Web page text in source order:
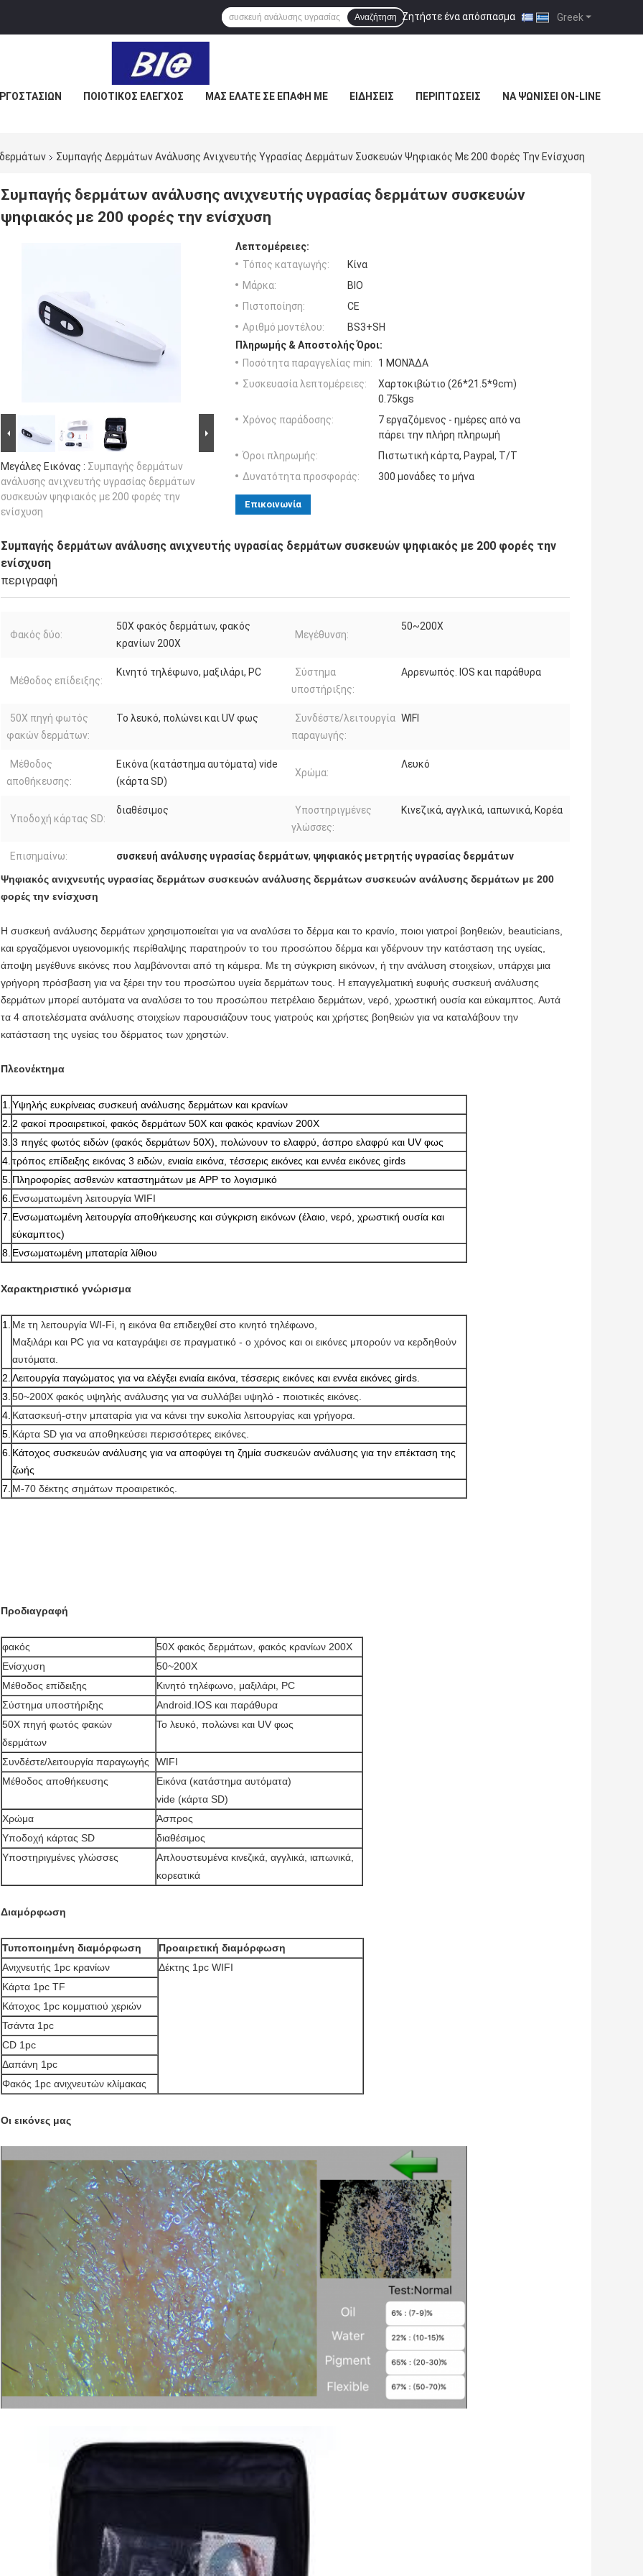
Greek
Ζητήστε ένα απόσπασμα |
Αναζήτηση
ΠΟΙΟΤΙΚΌΣ ΈΛΕΓΧΟΣ ΜΑΣ ΕΛΆΤΕ ΣΕ ΕΠΑΦΉ ΜΕ ΕΙΔΉΣΕΙΣ ΠΕΡΙΠΤΏΣΕΙΣ ΝΑ ΨΩΝΊΣΕΙ ON-LINE
Συμπαγής Δερμάτων Ανάλυσης Ανιχνευτής Υγρασίας Δερμάτων Συσκευών Ψηφιακός Με 200 Φορές Την Ενίσχυση
Συμπαγής δερμάτων ανάλυσης ανιχνευτής υγρασίας δερμάτων συσκευών
ψηφιακός με 200 φορές την ενίσχυση
Μεγάλες Εικόνας : Συμπαγής δερμάτων
ανάλυσης ανιχνευτής υγρασίας δερμάτων
συσκευών ψηφιακός με 200 φορές την
ενίσχυση
Λεπτομέρειες:
Τόπος καταγωγής:
Κίνα
Μάρκα:
BIO
Πιστοποίηση:
CE
Αριθμό μοντέλου:
BS3+SH
Πληρωμής & Αποστολής Όροι:
Ποσότητα παραγγελίας min:
1 ΜΟΝΆΔΑ
Συσκευασία λεπτομέρειες:
Χαρτοκιβώτιο (26*21.5*9cm)
0.75kgs
Χρόνος παράδοσης:
7 εργαζόμενος - ημέρες από να
πάρει την πλήρη πληρωμή
Όροι πληρωμής:
Πιστωτική κάρτα, Paypal, T/T
Δυνατότητα προσφοράς:
300 μονάδες το μήνα
Επικοινωνία
Συμπαγής δερμάτων ανάλυσης ανιχνευτής υγρασίας δερμάτων συσκευών ψηφιακός με 200 φορές την
ενίσχυση
περιγραφή
Φακός δύο:
50X φακός δερμάτων, φακός
κρανίων 200X
Μεγέθυνση:
50~200X
Μέθοδος επίδειξης:
Κινητό τηλέφωνο, μαξιλάρι, PC
Σύστημα
υποστήριξης:
Αρρενωπός. IOS και παράθυρα
50X πηγή φωτός
φακών δερμάτων:
Το λευκό, πολώνει και UV φως
Συνδέστε/λειτουργία
παραγωγής:
WIFI
Μέθοδος
αποθήκευσης:
Εικόνα (κατάστημα αυτόματα) vide
(κάρτα SD)
Χρώμα:
Λευκό
Υποδοχή κάρτας SD:
διαθέσιμος
Υποστηριγμένες
γλώσσες:
Κινεζικά, αγγλικά, ιαπωνικά, Κορέα
Επισημαίνω: συσκευή ανάλυσης υγρασίας δερμάτων, ψηφιακός μετρητής υγρασίας δερμάτων
Ψηφιακός ανιχνευτής υγρασίας δερμάτων συσκευών ανάλυσης δερμάτων συσκευών ανάλυσης δερμάτων με 200
φορές την ενίσχυση
Η συσκευή ανάλυσης δερμάτων χρησιμοποιείται για να αναλύσει το δέρμα και το κρανίο, ποιοι γιατροί βοηθειών, beauticians,
και εργαζόμενοι υγειονομικής περίθαλψης παρατηρούν το του προσώπου δέρμα και γδέρνουν την κατάσταση της υγείας,
άποψη μεγέθυνε εικόνες που λαμβάνονται από τη κάμερα. Με τη σύγκριση εικόνων, ή την ανάλυση στοιχείων, υπάρχει μια
γρήγορη πρόσβαση για να ξέρει την του προσώπου υγεία δερμάτων τους. Η επαγγελματική ευφυής συσκευή ανάλυσης
δερμάτων μπορεί αυτόματα να αναλύσει το του προσώπου πετρέλαιο δερμάτων, νερό, χρωστική ουσία και εύκαμπτος. Αυτά
τα 4 αποτελέσματα ανάλυσης στοιχείων παρουσιάζουν τους γιατρούς και χρήστες βοηθειών για να καταλάβουν την
κατάσταση της υγείας του δέρματος των χρηστών.
Πλεονέκτημα
1.Υψηλής ευκρίνειας συσκευή ανάλυσης δερμάτων και κρανίων
2.2 φακοί προαιρετικοί, φακός δερμάτων 50X και φακός κρανίων 200X
3.3 πηγές φωτός ειδών (φακός δερμάτων 50X), πολώνουν το ελαφρύ, άσπρο ελαφρύ και UV φως
4.τρόπος επίδειξης εικόνας 3 ειδών, ενιαία εικόνα, τέσσερις εικόνες και εννέα εικόνες girds
5. Πληροφορίες ασθενών καταστημάτων με APP το λογισμικό
6. Ενσωματωμένη λειτουργία WIFI
7. Ενσωματωμένη λειτουργία αποθήκευσης και σύγκριση εικόνων (έλαιο, νερό, χρωστική ουσία και
εύκαμπτος)
8. Ενσωματωμένη μπαταρία λίθιου
Χαρακτηριστικό γνώρισμα
1. Με τη λειτουργία WI-Fi, η εικόνα θα επιδειχθεί στο κινητό τηλέφωνο,
Μαξιλάρι και PC για να καταγράψει σε πραγματικό - ο χρόνος και οι εικόνες μπορούν να κερδηθούν
αυτόματα.
2.Λειτουργία παγώματος για να ελέγξει ενιαία εικόνα, τέσσερις εικόνες και εννέα εικόνες girds.
3.50~200X φακός υψηλής ανάλυσης για να συλλάβει υψηλό - ποιοτικές εικόνες.
4. Κατασκευή-στην μπαταρία για να κάνει την ευκολία λειτουργίας και γρήγορα.
5. Κάρτα SD για να αποθηκεύσει περισσότερες εικόνες.
6. Κάτοχος συσκευών ανάλυσης για να αποφύγει τη ζημία συσκευών ανάλυσης για την επέκταση της
ζωής
7. Μ-70 δέκτης σημάτων προαιρετικός.
Προδιαγραφή
φακός
50X φακός δερμάτων, φακός κρανίων 200X
Ενίσχυση
50~200X
Μέθοδος επίδειξης
Κινητό τηλέφωνο, μαξιλάρι, PC
Σύστημα υποστήριξης
Android.IOS και παράθυρα
50X πηγή φωτός φακών
δερμάτων
Το λευκό, πολώνει και UV φως
Συνδέστε/λειτουργία παραγωγής
WIFI
Μέθοδος αποθήκευσης
Εικόνα (κατάστημα αυτόματα)
vide (κάρτα SD)
Χρώμα
Άσπρος
Υποδοχή κάρτας SD
διαθέσιμος
Υποστηριγμένες γλώσσες
Απλουστευμένα κινεζικά, αγγλικά, ιαπωνικά,
κορεατικά
Διαμόρφωση
Τυποποιημένη διαμόρφωση
Προαιρετική διαμόρφωση
Ανιχνευτής 1pc κρανίων
Δέκτης 1pc WIFI
Κάρτα 1pc TF
Κάτοχος 1pc κομματιού χεριών
Τσάντα 1pc
CD 1pc
Δαπάνη 1pc
Φακός 1pc ανιχνευτών κλίμακας
Οι εικόνες μας